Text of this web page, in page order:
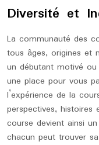
Diversité et
La communauté des
tous âges, origines et
un débutant motivé
une place pour vous
l’expérience de la
perspectives,
course devient ainsi
chacun peut trouver